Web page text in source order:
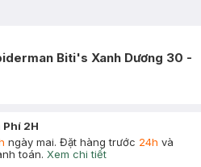
Biti's Xanh Dương 30 -
Phí 2H
ngày mai. Đặt hàng trước 24h và
toán. Xem chi tiết